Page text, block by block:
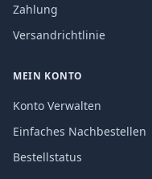
Zahlung
Versandrichtlinie
MEIN KONTO
Konto Verwalten
Einfaches Nachbestellen
Bestellstatus